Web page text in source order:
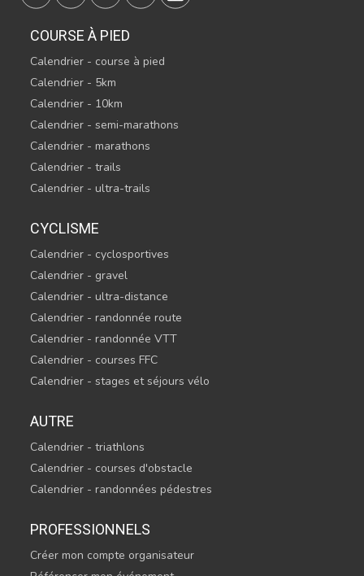
COURSE À PIED
Calendrier - course à pied
Calendrier - 5km
Calendrier - 10km
Calendrier - semi-marathons
Calendrier - marathons
Calendrier - trails
Calendrier - ultra-trails
CYCLISME
Calendrier - cyclosportives
Calendrier - gravel
Calendrier - ultra-distance
Calendrier - randonnée route
Calendrier - randonnée VTT
Calendrier - courses FFC
Calendrier - stages et séjours vélo
AUTRE
Calendrier - triathlons
Calendrier - courses d'obstacle
Calendrier - randonnées pédestres
PROFESSIONNELS
Créer mon compte organisateur